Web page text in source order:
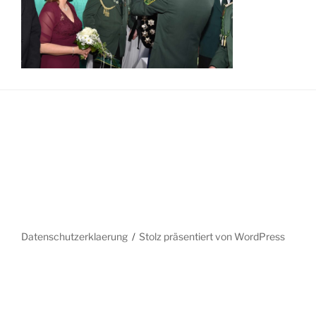
Datenschutzerklaerung Stolz präsentiert von WordPress